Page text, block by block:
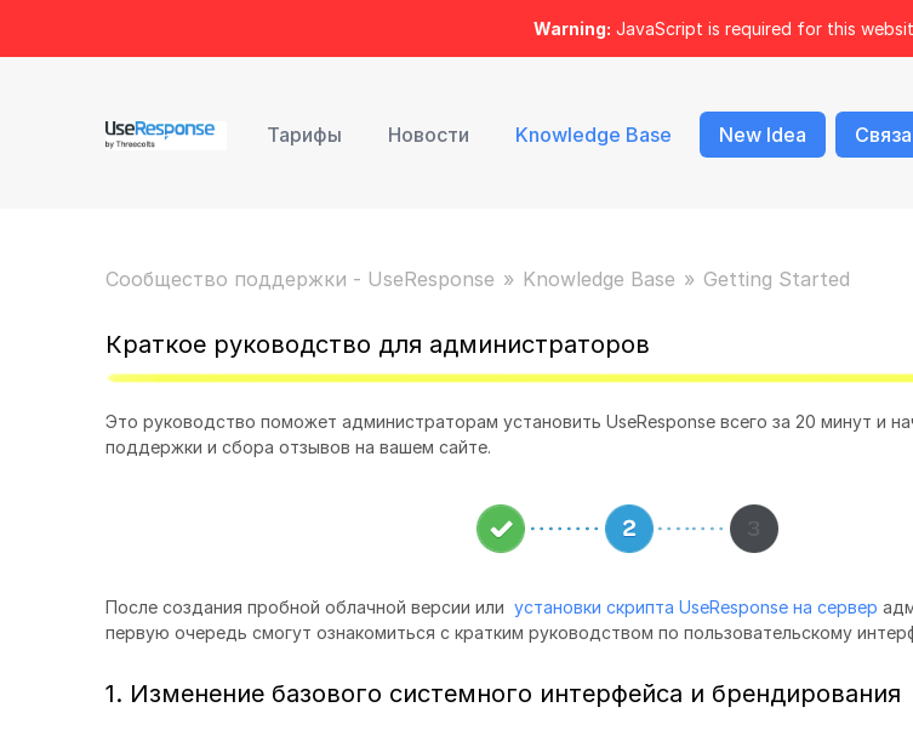
Warning: JavaScript is required for this
Тарифы Новости Knowledge Base New Idea
Сообщество поддержки - UseResponse Knowledge Base Getting Started
Краткое руководство для администраторов
Это руководство поможет администраторам установить UseResponse всего за 20 минут и
поддержки и сбора отзывов на вашем сайте.
После создания пробной облачной версии или установки скрипта UseResponse на сервер
первую очередь смогут ознакомиться с кратким руководством по пользовательскому
1. Изменение базового системного интерфейса и брендирования